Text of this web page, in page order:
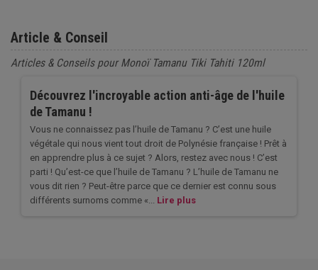
Article & Conseil
Articles & Conseils pour Monoï Tamanu Tiki Tahiti 120ml
Découvrez l'incroyable action anti-âge de l'huile
de Tamanu !
Vous ne connaissez pas l’huile de Tamanu ? C’est une huile
végétale qui nous vient tout droit de Polynésie française ! Prêt à
en apprendre plus à ce sujet ? Alors, restez avec nous ! C’est
parti ! Qu’est-ce que l’huile de Tamanu ? L’huile de Tamanu ne
vous dit rien ? Peut-être parce que ce dernier est connu sous
différents surnoms comme «... Lire plus